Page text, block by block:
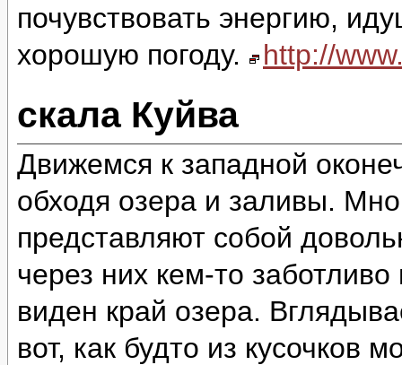
почувствовать энергию,
хорошую погоду.
http://
скала Куйва
Движемся к западной
обходя озера и заливы.
представляют собой
через них кем-то
виден край озера.
вот, как будто из кусочков